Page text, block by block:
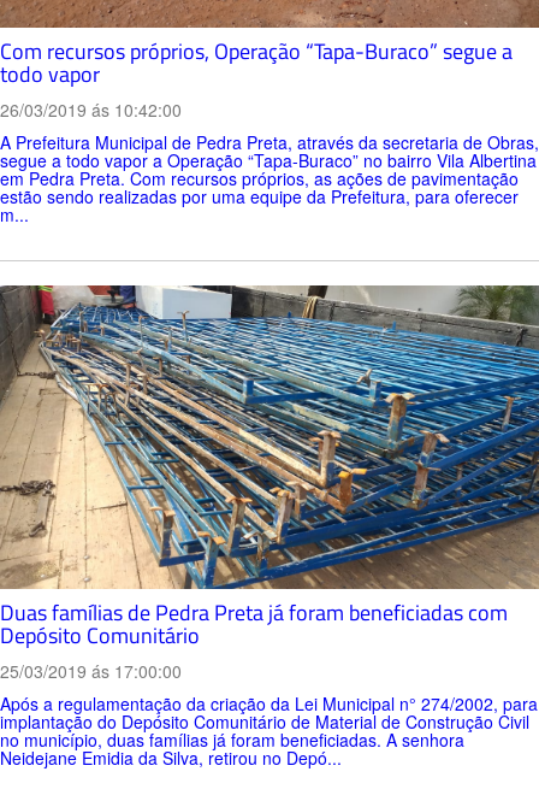
Com recursos próprios, Operação “Tapa-Buraco” segue a
todo vapor
26/03/2019 ás 10:42:00
A Prefeitura Municipal de Pedra Preta, através da secretaria de Obras,
segue a todo vapor a Operação “Tapa-Buraco” no bairro Vila Albertina
em Pedra Preta. Com recursos próprios, as ações de pavimentação
estão sendo realizadas por uma equipe da Prefeitura, para oferecer
m...
Duas famílias de Pedra Preta já foram beneficiadas com
Depósito Comunitário
25/03/2019 ás 17:00:00
Após a regulamentação da criação da Lei Municipal n° 274/2002, para
implantação do Depósito Comunitário de Material de Construção Civil
no município, duas famílias já foram beneficiadas. A senhora
Neidejane Emidia da Silva, retirou no Depó...